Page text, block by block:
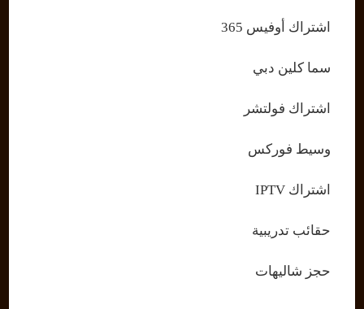
اشتراك أوفيس 365
سما كلين دبي
اشتراك فولتشر
وسيط فوركس
اشتراك IPTV
حقائب تدريبية
حجز شاليهات